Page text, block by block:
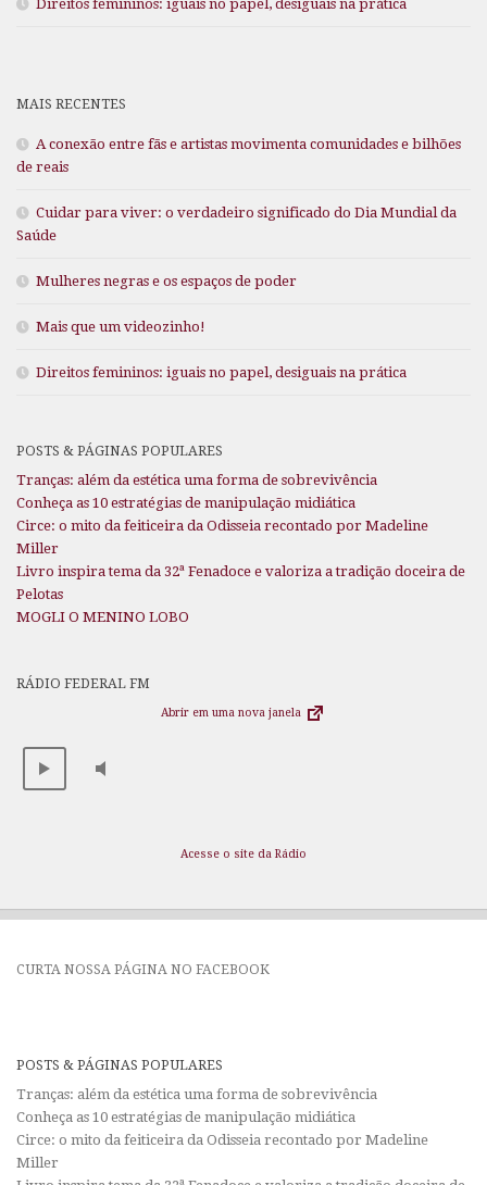
Direitos femininos: iguais no papel, desiguais na prática
MAIS RECENTES
A conexão entre fãs e artistas movimenta comunidades e bilhões
de reais
Cuidar para viver: o verdadeiro significado do Dia Mundial da
Saúde
Mulheres negras e os espaços de poder
Mais que um videozinho!
Direitos femininos: iguais no papel, desiguais na prática
POSTS & PÁGINAS POPULARES
Tranças: além da estética uma forma de sobrevivência
Conheça as 10 estratégias de manipulação midiática
Circe: o mito da feiticeira da Odisseia recontado por Madeline
Miller
Livro inspira tema da 32ª Fenadoce e valoriza a tradição doceira de
Pelotas
MOGLI O MENINO LOBO
RÁDIO FEDERAL FM
Abrir em uma nova janela
Acesse o site da Rádio
CURTA NOSSA PÁGINA NO FACEBOOK
POSTS & PÁGINAS POPULARES
Tranças: além da estética uma forma de sobrevivência
Conheça as 10 estratégias de manipulação midiática
Circe: o mito da feiticeira da Odisseia recontado por Madeline
Miller